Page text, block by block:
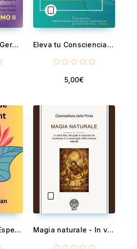
Amigos de Saint Germain Eleva tu Consciencia - Oración y despertar del cristo
5,00€
La Persona de l'Esperit Sant Magia naturale - In venti libri, nei quali si mostrano le ricchezze e le meraviglie delle scienze naturali